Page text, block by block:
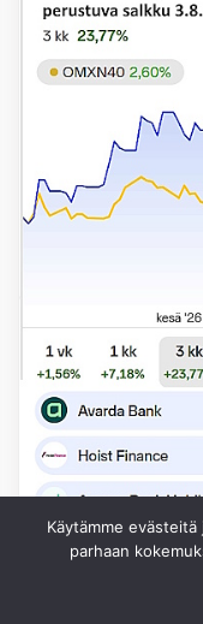
Käytämme
parhaan